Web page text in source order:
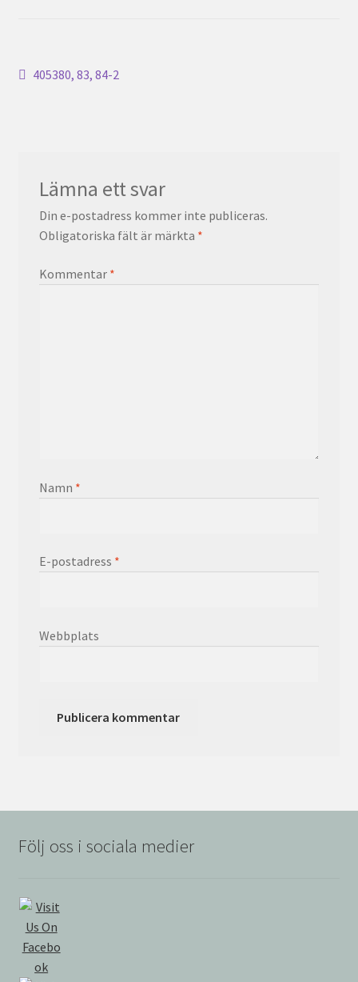
Inläggsnavigering
Föregående
405380, 83, 84-2
Lämna ett svar
Din e-postadress kommer inte publiceras.
Obligatoriska fält är märkta *
Kommentar *
Namn *
E-postadress *
Webbplats
Följ oss i sociala medier